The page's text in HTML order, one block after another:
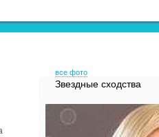
все фото
Звездные сходства